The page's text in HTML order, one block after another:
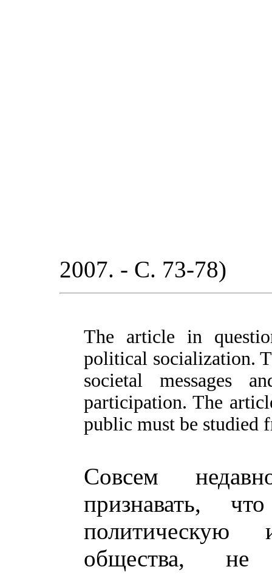
2007. - С. 73-78)
The article in
political socialization.
societal messages
participation. The
public must be studied
Совсем
признавать,
общества,